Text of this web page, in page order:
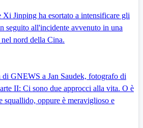
Xi Jinping ha esortato a intensificare gli
seguito all'incidente avvenuto in una
nord della Cina.
di GNEWS a Jan Saudek, fotografo di
II: Ci sono due approcci alla vita. O è
squallido, oppure è meraviglioso e